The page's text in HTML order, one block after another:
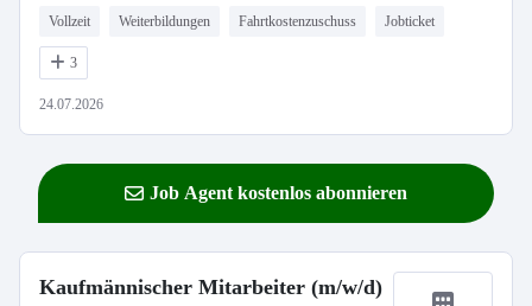
Vollzeit Weiterbildungen Fahrtkostenzuschuss Jobticket
3
24.07.2026
Job Agent kostenlos abonnieren
Kaufmännischer Mitarbeiter (m/w/d)